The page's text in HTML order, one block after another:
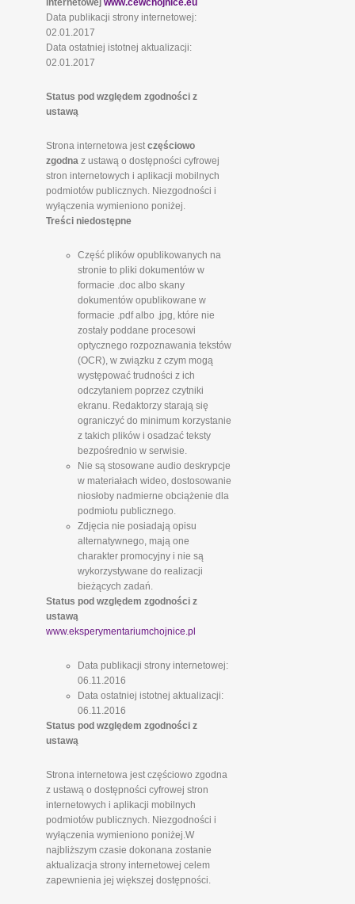
internetowej www.cewchojnice.eu
Data publikacji strony internetowej:
02.01.2017
Data ostatniej istotnej aktualizacji:
02.01.2017
Status pod względem zgodności z
ustawą
Strona internetowa jestczęściowo
zgodnaz ustawą o dostępności cyfrowej
stron internetowych i aplikacji mobilnych
podmiotów publicznych. Niezgodności i
wyłączenia wymieniono poniżej.
Treści niedostępne
Część plików opublikowanych na
stronie to pliki dokumentów w
formacie .doc albo skany
dokumentów opublikowane w
formacie .pdf albo .jpg, które nie
zostały poddane procesowi
optycznego rozpoznawania tekstów
(OCR), w związku z czym mogą
występować trudności z ich
odczytaniem poprzez czytniki
ekranu. Redaktorzy starają się
ograniczyć do minimum korzystanie
z takich plików i osadzać teksty
bezpośrednio w serwisie.
Nie są stosowane audio deskrypcje
w materiałach wideo, dostosowanie
niosłoby nadmierne obciążenie dla
podmiotu publicznego.
Zdjęcia nie posiadają opisu
alternatywnego, mają one
charakter promocyjny i nie są
wykorzystywane do realizacji
bieżących zadań.
Status pod względem zgodności z
ustawą
www.eksperymentariumchojnice.pl
Data publikacji strony internetowej:
06.11.2016
Data ostatniej istotnej aktualizacji:
06.11.2016
Status pod względem zgodności z
ustawą
Strona internetowa jest częściowo zgodna
z ustawą o dostępności cyfrowej stron
internetowych i aplikacji mobilnych
podmiotów publicznych. Niezgodności i
wyłączenia wymieniono poniżej.W
najbliższym czasie dokonana zostanie
aktualizacja strony internetowej celem
zapewnienia jej większej dostępności.